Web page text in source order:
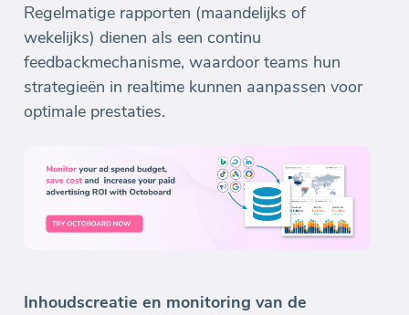
Regelmatige rapporten (maandelijks of
wekelijks) dienen als een continu
feedbackmechanisme, waardoor teams hun
strategieën in realtime kunnen aanpassen voor
optimale prestaties.
Inhoudscreatie en monitoring van de